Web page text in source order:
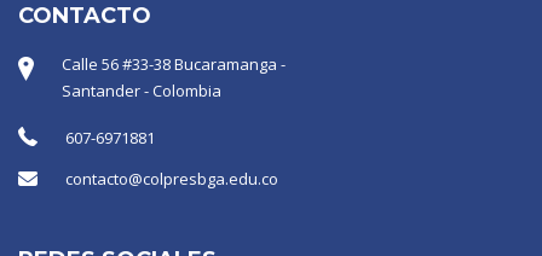
CONTACTO
Calle 56 #33-38 Bucaramanga -
Santander - Colombia
607-6971881
contacto@colpresbga.edu.co